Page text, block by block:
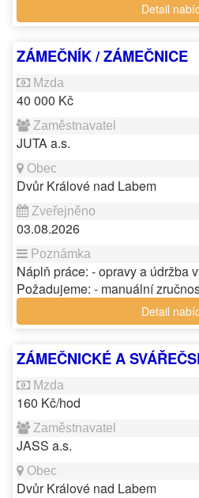
Detail
ZÁMEČNÍK / ZÁMEČNICE
40 000 Kč
JUTA a.s.
Dvůr Králové nad Labem
03.08.2026
Náplň práce: - opravy a údržba
Požadujeme: - manuální
Detail
ZÁMEČNICKÉ A
160 Kč/hod
JASS a.s.
Dvůr Králové nad Labem